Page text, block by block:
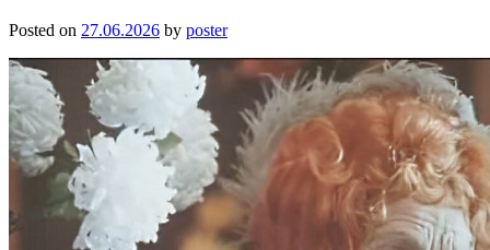
Posted on 27.06.2026 by poster